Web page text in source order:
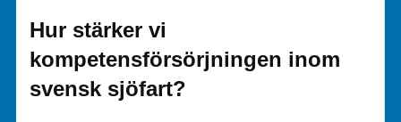
Hur stärker vi
kompetensförsörjningen inom
svensk sjöfart?